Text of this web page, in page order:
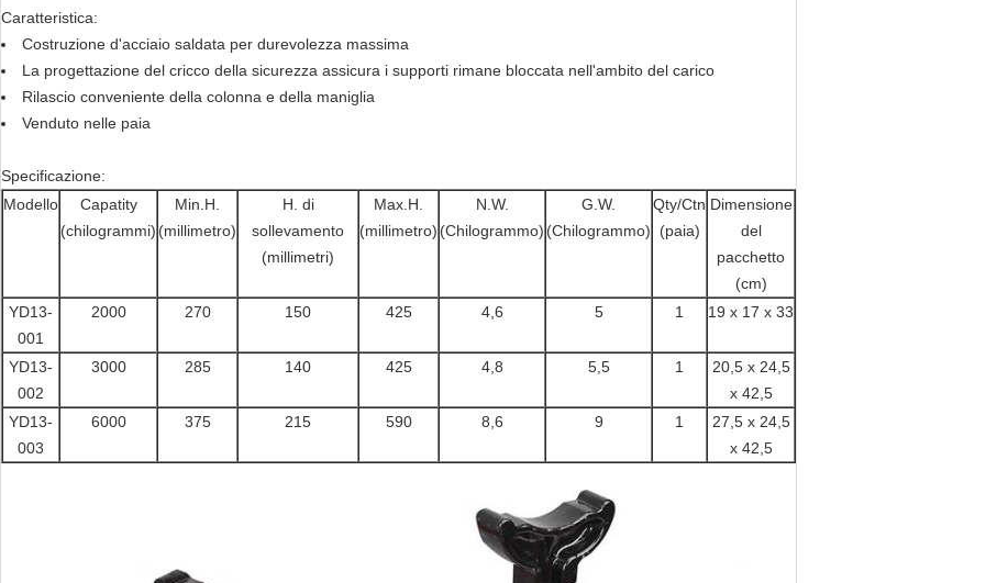
Caratteristica:
Costruzione d'acciaio saldata per durevolezza massima
La progettazione del cricco della sicurezza assicura i supporti rimane bloccata nell'ambito del carico
Rilascio conveniente della colonna e della maniglia
Venduto nelle paia
Specificazione:
Modello
Capatity
(chilogrammi)
Min.H.
(millimetro)
H. di
sollevamento
(millimetri)
Max.H.
(millimetro)
N.W.
(Chilogrammo)
G.W.
(Chilogrammo)
Qty/Ctn
(paia)
Dimensione
del
pacchetto
(cm)
YD13-
001
2000 270 150 425 4,6 5 1 19 x 17 x 33
YD13-
002
3000 285 140 425 4,8 5,5 1
20,5 x 24,5
x 42,5
YD13-
003
6000 375 215 590 8,6 9 1
27,5 x 24,5
x 42,5